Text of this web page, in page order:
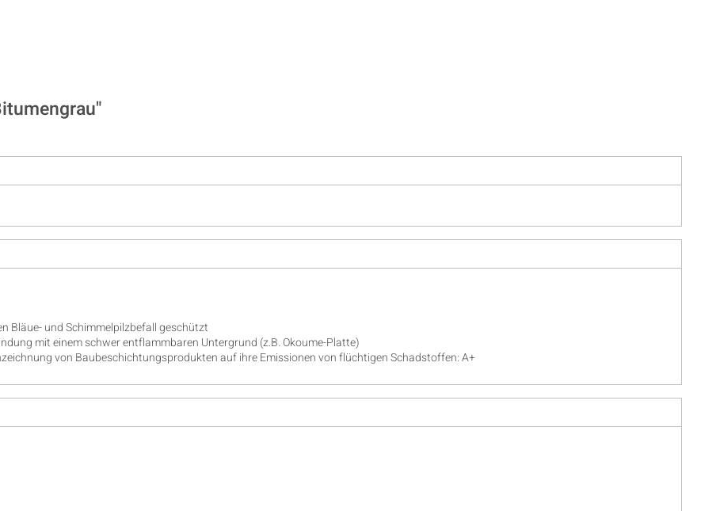
Bläue- und Schimmelpilzbefall geschützt
mit einem schwer entflammbaren Untergrund (z.B. Okoume-Platte)
von Baubeschichtungsprodukten auf ihre Emissionen von flüchtigen Schadstoffen: A+